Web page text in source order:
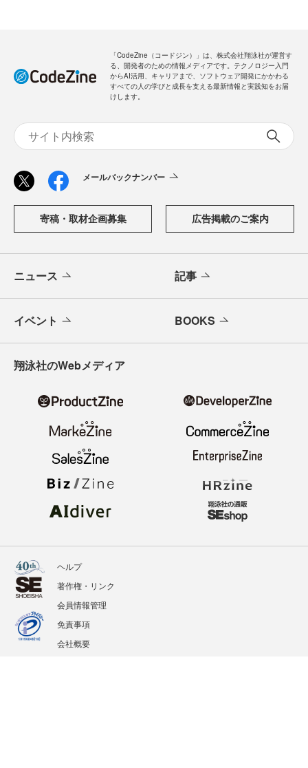
「CodeZine（コードジン）」は、株式会社翔泳社が運営す
る、開発者のための情報メディアです。テクノロジー入門
からAI活用、キャリアまで、ソフトウェア開発にかかわる
すべての人の学びと成長を支える最新情報と実践知をお届
けします。
メールバックナンバー
寄稿・取材企画募集 広告掲載のご案内
ニュース 記事
イベント BOOKS
翔泳社のWebメディア
ヘルプ
著作権・リンク
会員情報管理
免責事項
会社概要